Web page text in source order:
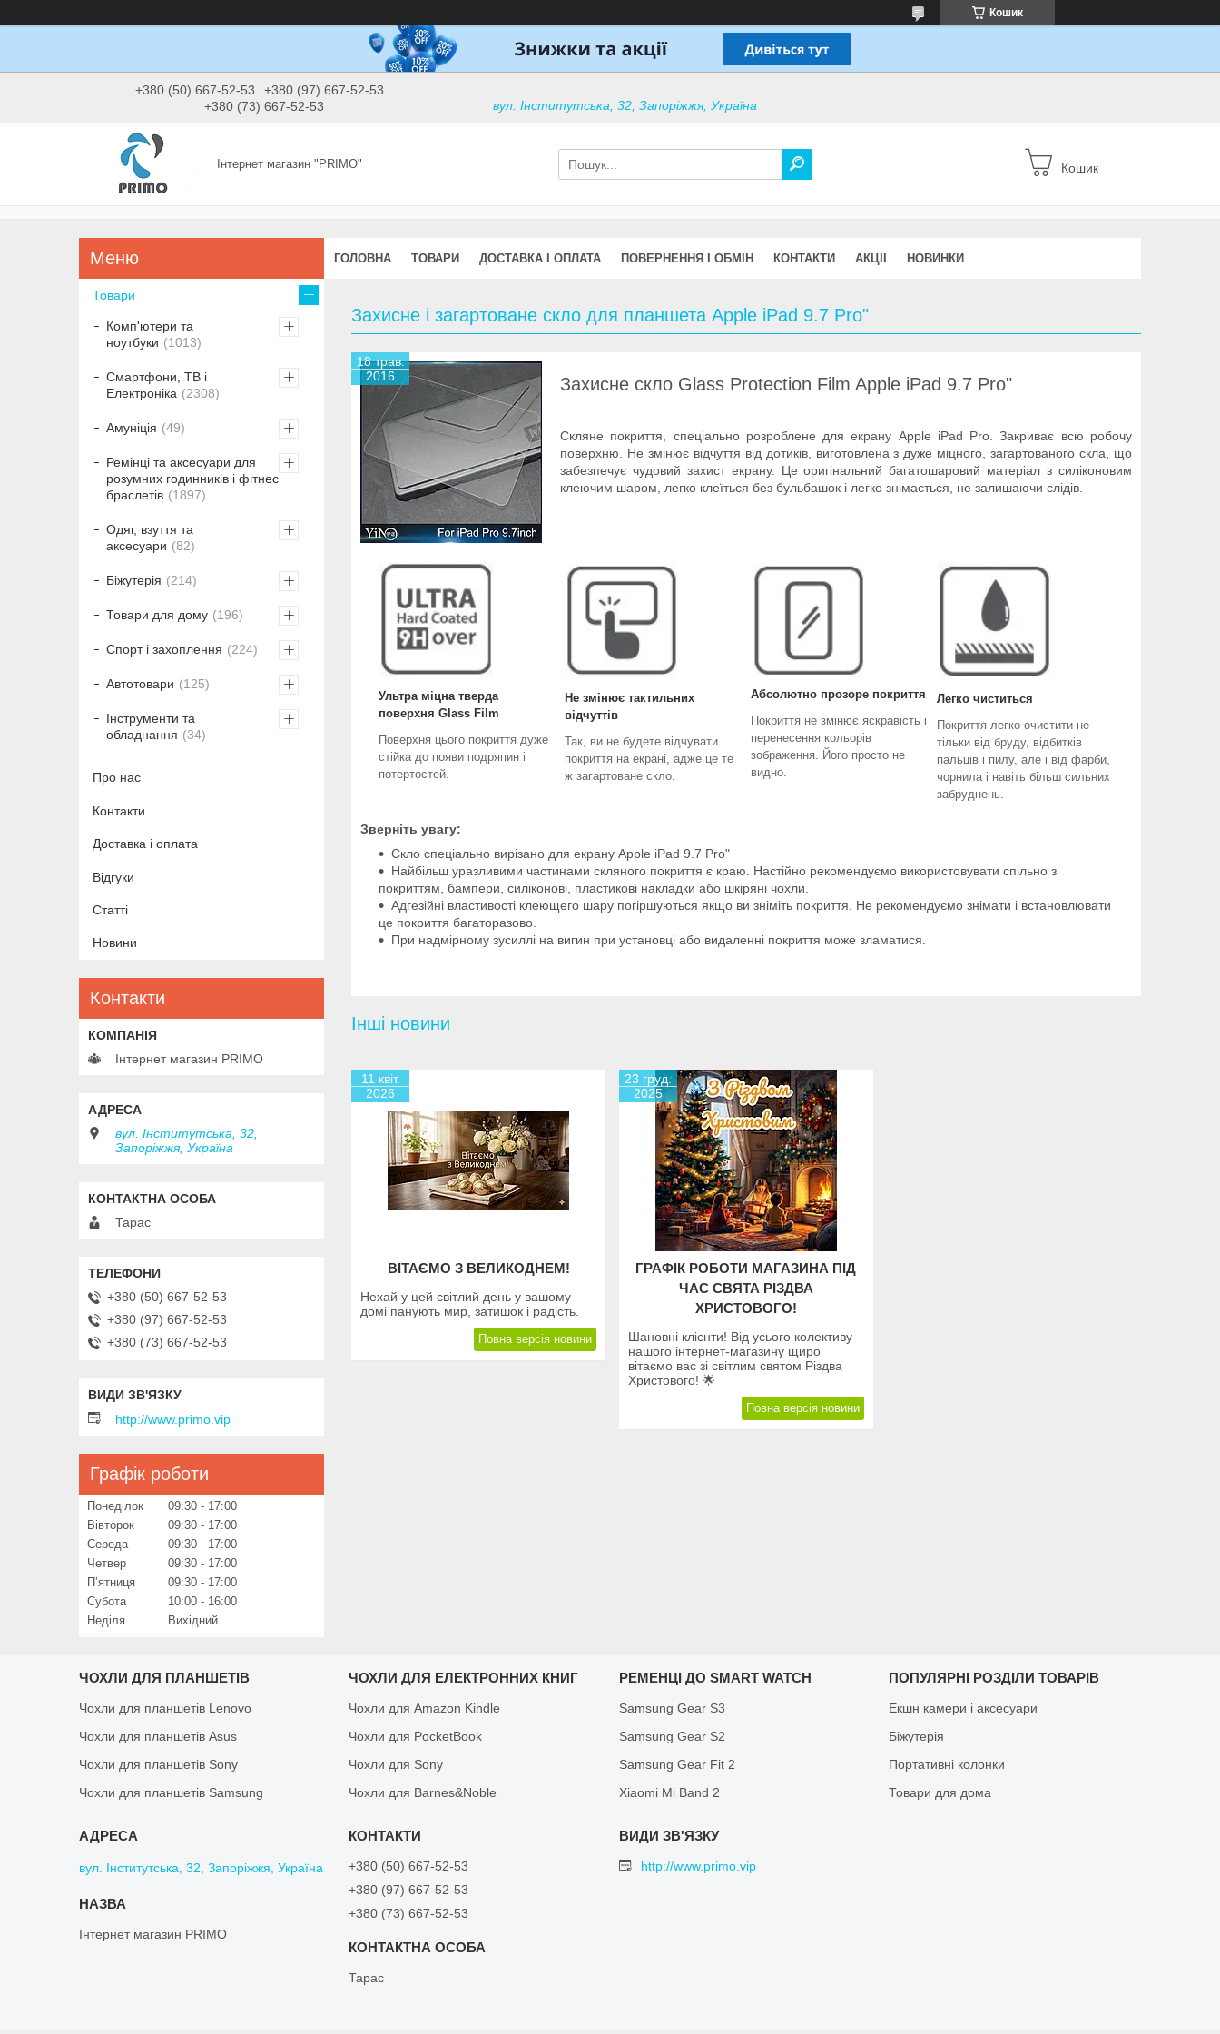
Кошик
+380 (50) 667-52-53
+380 (97) 667-52-53
+380 (73) 667-52-53
вул. Інститутська, 32, Запоріжжя, Україна
Інтернет магазин "PRIMO" Кошик
ГОЛОВНА ТОВАРИ ДОСТАВКА І ОПЛАТА ПОВЕРНЕННЯ І ОБМІН КОНТАКТИ АКЦІІ НОВИНКИ
Захисне і загартоване скло для планшета Apple iPad 9.7 Pro"
18 трав.
2016
Захисне скло Glass Protection Film Apple iPad 9.7 Pro"
Скляне покриття, спеціально розроблене для екрану Apple iPad Pro. Закриває всю робочу
поверхню. Не змінює відчуття від дотиків, виготовлена з дуже міцного, загартованого скла, що
забезпечує чудовий захист екрану. Це оригінальний багатошаровий матеріал з силіконовим
клеючим шаром, легко клеїться без бульбашок і легко знімається, не залишаючи слідів.
Ультра міцна тверда
поверхня Glass Film
Поверхня цього покриття дуже
стійка до появи подряпин і
потертостей.
Не змінює тактильних
відчуттів
Так, ви не будете відчувати
покриття на екрані, адже це те
ж загартоване скло.
Абсолютно прозоре покриття
Покриття не змінює яскравість і
перенесення кольорів
зображення. Його просто не
видно.
Легко чиститься
Покриття легко очистити не
тільки від бруду, відбитків
пальців і пилу, але і від фарби,
чорнила і навіть більш сильних
забруднень.
Зверніть увагу:
Скло спеціально вирізано для екрану Apple iPad 9.7 Pro"
Найбільш уразливими частинами скляного покриття є краю. Настійно рекомендуємо використовувати спільно з
покриттям, бампери, силіконові, пластикові накладки або шкіряні чохли.
Адгезійні властивості клеющего шару погіршуються якщо ви зніміть покриття. Не рекомендуємо знімати і встановлювати
це покриття багаторазово.
При надмірному зусиллі на вигин при установці або видаленні покриття може зламатися.
Інші новини
11 квіт.
2026
ВІТАЄМО З ВЕЛИКОДНЕМ!
Нехай у цей світлий день у вашому
домі панують мир, затишок і радість.
Повна версія новини
23 груд.
2025
ГРАФІК РОБОТИ МАГАЗИНА ПІД
ЧАС СВЯТА РІЗДВА
ХРИСТОВОГО!
Шановні клієнти! Від усього колективу
нашого інтернет-магазину щиро
вітаємо вас зі світлим святом Різдва
Христового! 🌟
Повна версія новини
Товари
Комп'ютери та
ноутбуки
1013
Смартфони, ТВ і
Електроніка
2308
Амуніція 49
Ремінці та аксесуари для
розумних годинників і фітнес
браслетів
1897
Одяг, взуття та
аксесуари
82
Біжутерія 214
Товари для дому 196
Спорт і захоплення 224
Автотовари 125
Інструменти та
обладнання
34
Про нас
Контакти
Доставка і оплата
Відгуки
Статті
Новини
Контакти
Інтернет магазин PRIMO
вул. Інститутська, 32,
Запоріжжя, Україна
Тарас
+380 (50) 667-52-53
+380 (97) 667-52-53
+380 (73) 667-52-53
http://www.primo.vip
Графік роботи
Понеділок 09:30
17:00
Вівторок
09:30
17:00
Середа
09:30
17:00
Четвер
09:30
17:00
Пʼятниця
09:30
17:00
Субота
10:00
16:00
Неділя
Вихідний
ЧОХЛИ ДЛЯ ПЛАНШЕТІВ
Чохли для планшетів Lenovo
Чохли для планшетів Asus
Чохли для планшетів Sony
Чохли для планшетів Samsung
ЧОХЛИ ДЛЯ ЕЛЕКТРОННИХ КНИГ
Чохли для Amazon Kindle
Чохли для PocketBook
Чохли для Sony
Чохли для Barnes&Noble
РЕМЕНЦІ ДО SMART WATCH
Samsung Gear S3
Samsung Gear S2
Samsung Gear Fit 2
Xiaomi Mi Band 2
ПОПУЛЯРНІ РОЗДІЛИ ТОВАРІВ
Екшн камери і аксесуари
Біжутерія
Портативні колонки
Товари для дома
вул. Інститутська, 32, Запоріжжя, Україна
Інтернет магазин PRIMO
+380 (50) 667-52-53
+380 (97) 667-52-53
+380 (73) 667-52-53
Тарас
http://www.primo.vip